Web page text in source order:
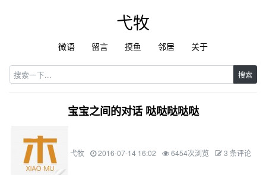
弋牧
微语 留言 摸鱼 邻居 关于
搜索
宝宝之间的对话 哒哒哒哒哒
弋牧 2016-07-14 16:02 6454次浏览 3 条评论